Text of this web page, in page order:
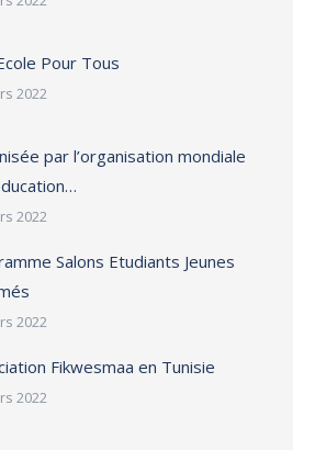
Pour Tous
2022
par l’organisation mondiale
2022
Salons Etudiants Jeunes
2022
Fikwesmaa en Tunisie
2022